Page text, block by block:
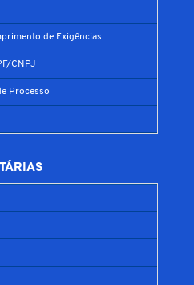
de Exigências
CNPJ
Processo